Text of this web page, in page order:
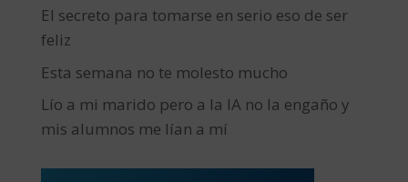
El secreto para tomarse en serio eso de ser
feliz
Esta semana no te molesto mucho
Lío a mi marido pero a la IA no la engaño y
mis alumnos me lían a mí